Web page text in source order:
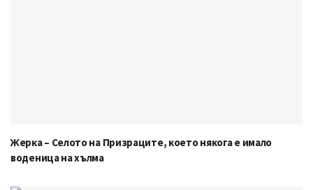
Жерка – Селото на Призраците, което някога е имало
воденица на хълма